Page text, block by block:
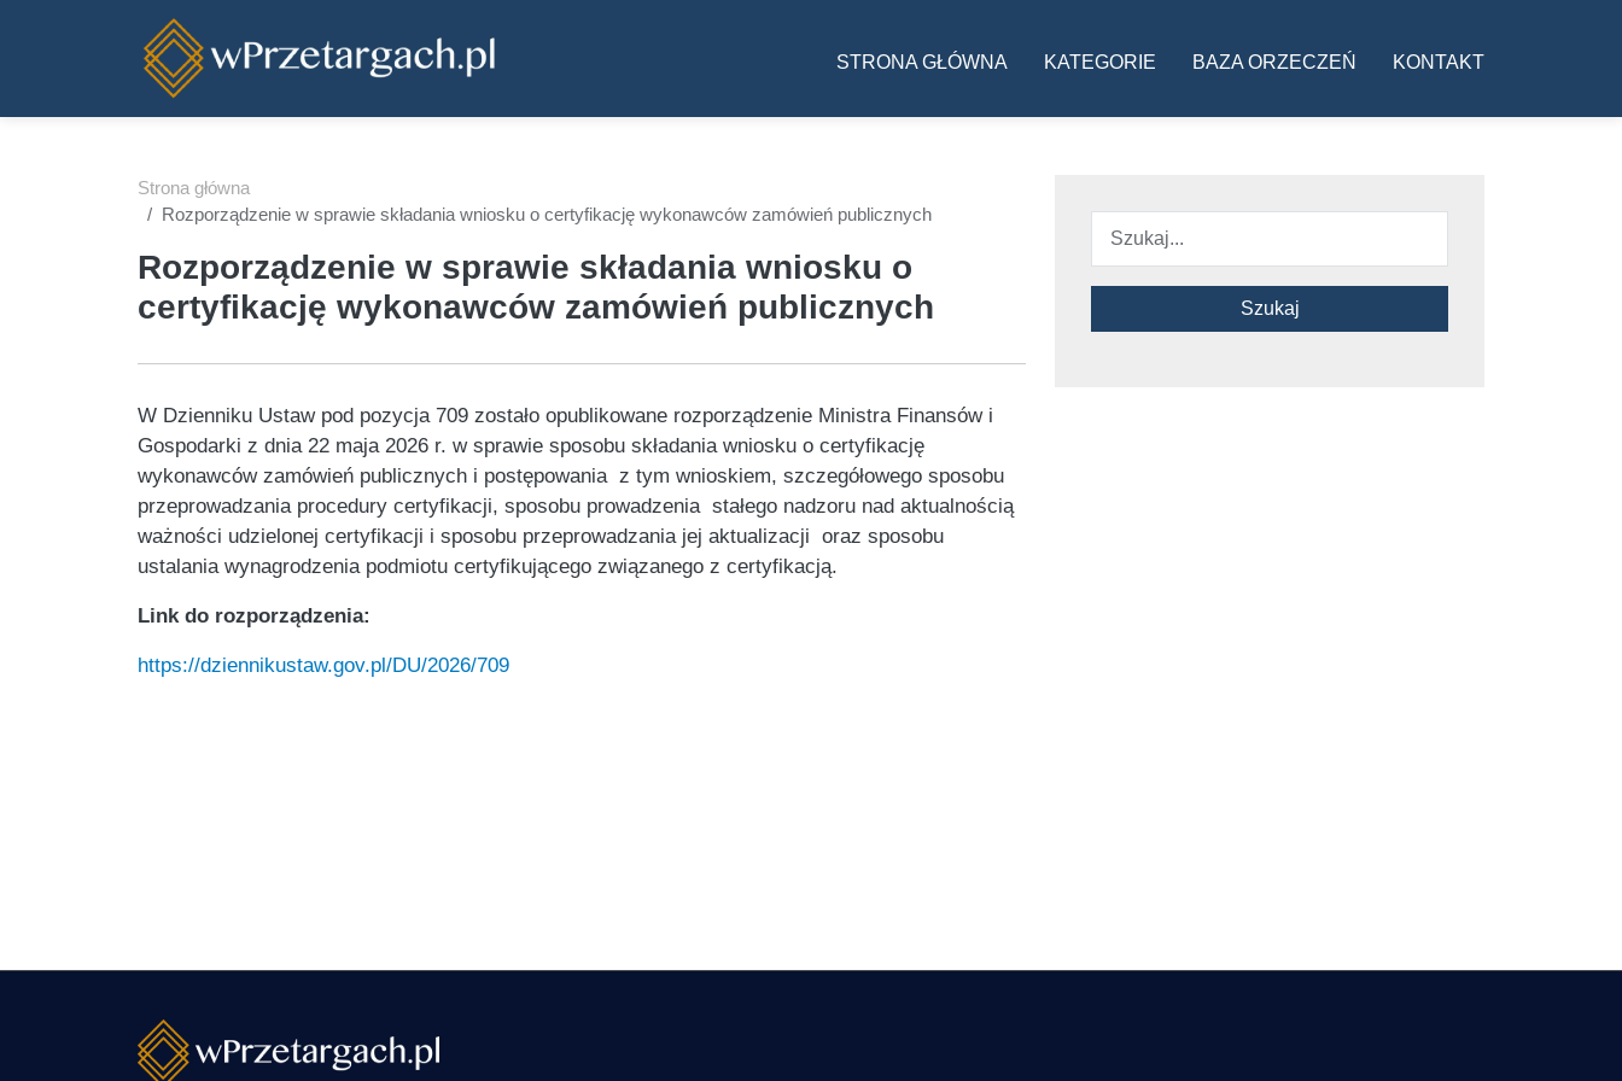
Główna nawigacja
STRONA GŁÓWNA KATEGORIE BAZA ORZECZEŃ KONTAKT
Strona główna
Rozporządzenie w sprawie składania wniosku o certyfikację wykonawców zamówień publicznych
Rozporządzenie w sprawie składania wniosku o
certyfikację wykonawców zamówień publicznych
W Dzienniku Ustaw pod pozycja 709 zostało opublikowane rozporządzenie Ministra Finansów i
Gospodarki z dnia 22 maja 2026 r. w sprawie sposobu składania wniosku o certyfikację
wykonawców zamówień publicznych i postępowania z tym wnioskiem, szczegółowego sposobu
przeprowadzania procedury certyfikacji, sposobu prowadzenia stałego nadzoru nad aktualnością
ważności udzielonej certyfikacji i sposobu przeprowadzania jej aktualizacji oraz sposobu
ustalania wynagrodzenia podmiotu certyfikującego związanego z certyfikacją.
Link do rozporządzenia:
https://dziennikustaw.gov.pl/DU/2026/709
Szukaj